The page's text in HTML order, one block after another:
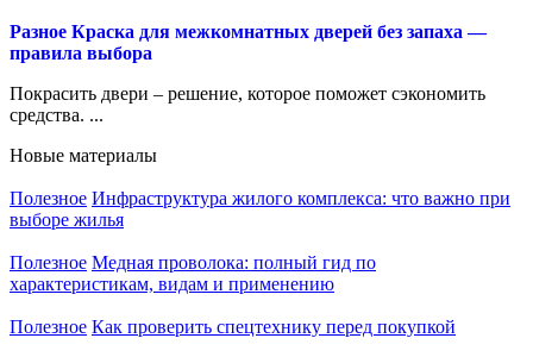
Разное Краска для межкомнатных дверей без запаха —
правила выбора
Покрасить двери – решение, которое поможет сэкономить
средства. ...
Новые материалы
Полезное Инфраструктура жилого комплекса: что важно при
выборе жилья
Полезное Медная проволока: полный гид по
характеристикам, видам и применению
Полезное Как проверить спецтехнику перед покупкой